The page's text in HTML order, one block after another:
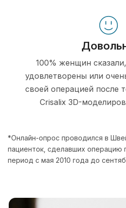
100% женщин
удовлетворены или
своей операцией после
Crisalix 3D-
*Онлайн-опрос проводился в
пациенток, сделавших операцию
период с мая 2010 года до